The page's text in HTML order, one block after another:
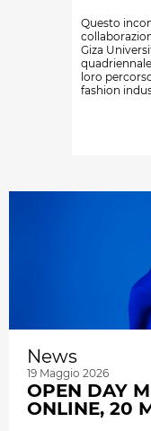
Questo
Giza
loro
fashion
News
19 Maggio 2026
OPEN DAY
ONLINE, 20